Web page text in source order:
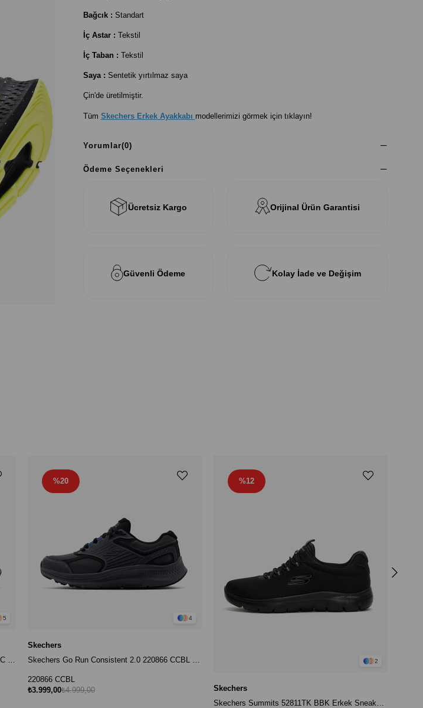
Bağcık : Standart
İç Astar : Tekstil
İç Taban : Tekstil
Saya : Sentetik yırtılmaz saya
Çin'de üretilmiştir.
Tüm Skechers Erkek Ayakkabı modellerimizi görmek için tıklayın!
Yorumlar(0)
Ödeme Seçenekleri
Ücretsiz Kargo Orijinal Ürün Garantisi
Güvenli Ödeme Kolay İade ve Değişim
5
Skechers Go Run Consistent 2.0 220866 BKCC Erkek Sneaker - Siyah
4
Skechers
Skechers Go Run Consistent 2.0 220866 CCBL Erkek Sneaker - Gri
220866 CCBL
₺3.999,00₺4.999,00
%20
2
Skechers
Skechers Summits 52811TK BBK Erkek Sneaker - Siyah
%12